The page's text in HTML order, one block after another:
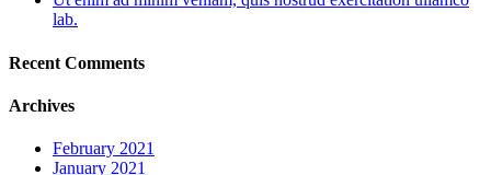
lab.
Recent Comments
Archives
February 2021
January 2021